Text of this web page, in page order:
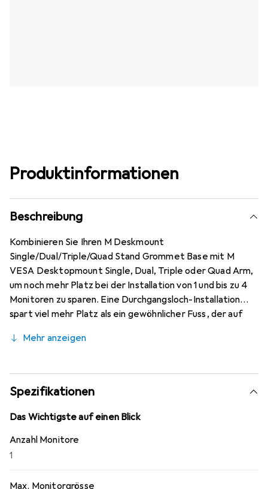
Produktinformationen
Beschreibung
Kombinieren Sie Ihren M Deskmount
Single/Dual/Triple/Quad Stand Grommet Base mit M
VESA Desktopmount Single, Dual, Triple oder Quad Arm,
um noch mehr Platz bei der Installation von 1 und bis zu 4
Monitoren zu sparen. Eine Durchgangsloch-Installation
spart viel mehr Platz als ein gewöhnlicher Fuss, der auf
Monitore mit einem Gewicht von je 10 kg tragen. M
Base schafft Tischbreiten von bis zu 82 mm.
Mehr anzeigen
Spezifikationen
Das Wichtigste auf einen Blick
Anzahl Monitore
1
Max. Monitorgrösse